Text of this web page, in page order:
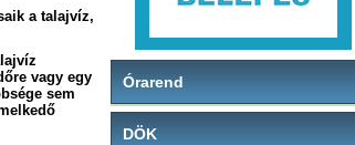
a talajvíz,
vagy egy
sem
Órarend
DÖK